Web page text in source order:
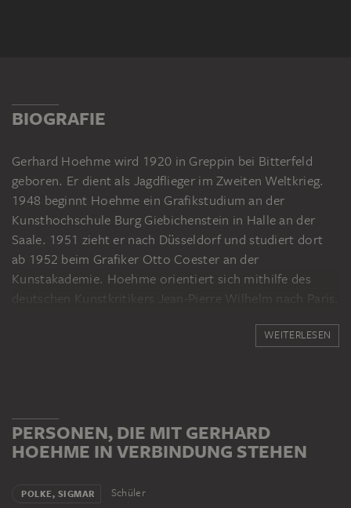
BIOGRAFIE
Gerhard Hoehme wird 1920 in Greppin bei Bitterfeld
geboren. Er dient als Jagdflieger im Zweiten Weltkrieg.
1948 beginnt Hoehme ein Grafikstudium an der
Kunsthochschule Burg Giebichenstein in Halle an der
Saale. 1951 zieht er nach Düsseldorf und studiert dort
ab 1952 beim Grafiker Otto Coester an der
Kunstakademie. Hoehme orientiert sich mithilfe des
deutschen Kunstkritikers Jean-Pierre Wilhelm nach Paris.
wie Jean Fautrier oder Jean Dubuffet sowie der Dichter
erhält er den Förderpreis des Landes Nordrhein-
Westfalen. 1956 findet die erste große Einzelausstellung
im Kaiser-Wilhelm-Museum in Krefeld statt. Mit seiner
Galerie 22. 1959 beteiligt Hoehme sich an der
WEITERLESEN
PERSONEN, DIE MIT GERHARD
HOEHME IN VERBINDUNG STEHEN
POLKE, SIGMAR Schüler